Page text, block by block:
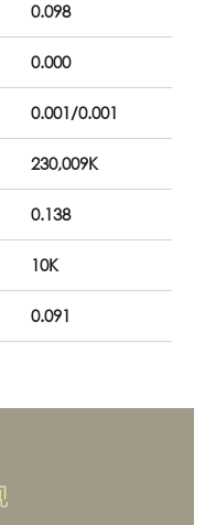
0.098
0.000
0.001/0.001
230,009K
0.138
10K
0.091